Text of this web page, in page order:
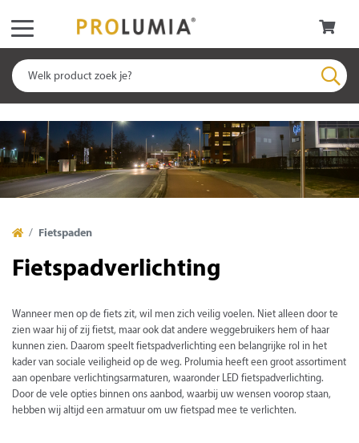
Fietspaden
Fietspadverlichting
Wanneer men op de fiets zit, wil men zich veilig voelen. Niet alleen door te
zien waar hij of zij fietst, maar ook dat andere weggebruikers hem of haar
kunnen zien. Daarom speelt fietspadverlichting een belangrijke rol in het
kader van sociale veiligheid op de weg. Prolumia heeft een groot assortiment
aan openbare verlichtingsarmaturen, waaronder LED fietspadverlichting.
Door de vele opties binnen ons aanbod, waarbij uw wensen voorop staan,
hebben wij altijd een armatuur om uw fietspad mee te verlichten.